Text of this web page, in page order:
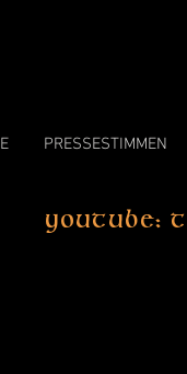
PRESSESTIMMEN
youtube: